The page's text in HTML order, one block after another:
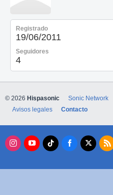
Registrado
19/06/2011
Seguidores
4
© 2026 Hispasonic Sonic Network
Avisos legales
Contacto